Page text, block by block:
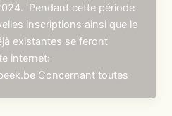
Pendant cette période
inscriptions ainsi que le
existantes se feront
internet:
Concernant toutes